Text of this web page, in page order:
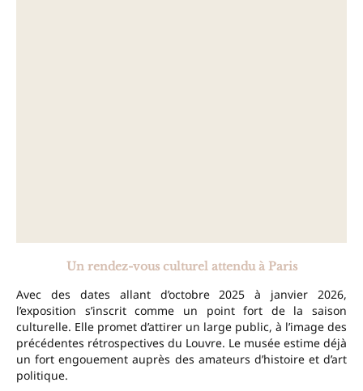
Un rendez-vous culturel attendu à Paris
Avec des dates allant d’octobre 2025 à janvier 2026,
l’exposition s’inscrit comme un point fort de la saison
culturelle. Elle promet d’attirer un large public, à l’image des
précédentes rétrospectives du Louvre. Le musée estime déjà
un fort engouement auprès des amateurs d’histoire et d’art
politique.